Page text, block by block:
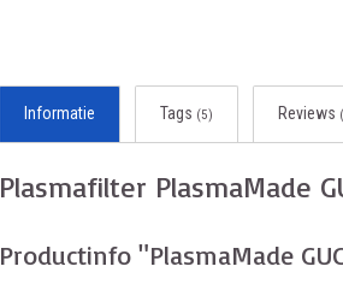
Informatie Tags (5) Reviews
Plasmafilter PlasmaMade
Productinfo "PlasmaMade